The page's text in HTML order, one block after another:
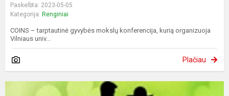
Paskelbta: 2023-05-05
Kategorija: Renginiai
COINS – tarptautinė gyvybės mokslų konferencija, kurią organizuoja
Vilniaus univ...
Plačiau